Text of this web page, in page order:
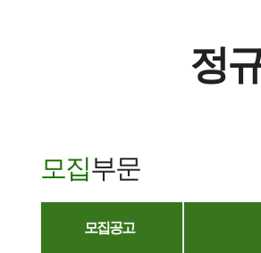
정
모집부문
모집공고